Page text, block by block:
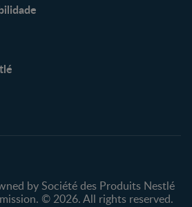
by Société des Produits Nestlé
© 2026. All rights reserved.